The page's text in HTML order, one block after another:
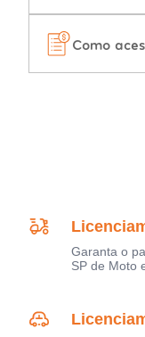
Como
Garanta o
SP de Moto